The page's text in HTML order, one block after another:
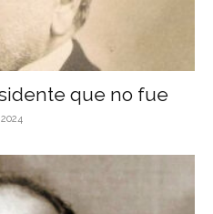
que no fue